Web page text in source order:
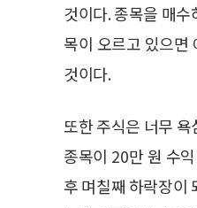
것이다. 종목을 매
목이 오르고 있으면
것이다.
또한 주식은 너무
종목이 20만 원 수
후 며칠째 하락장이